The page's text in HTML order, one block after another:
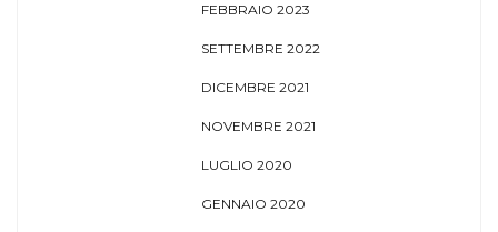
FEBBRAIO 2023
SETTEMBRE 2022
DICEMBRE 2021
NOVEMBRE 2021
LUGLIO 2020
GENNAIO 2020